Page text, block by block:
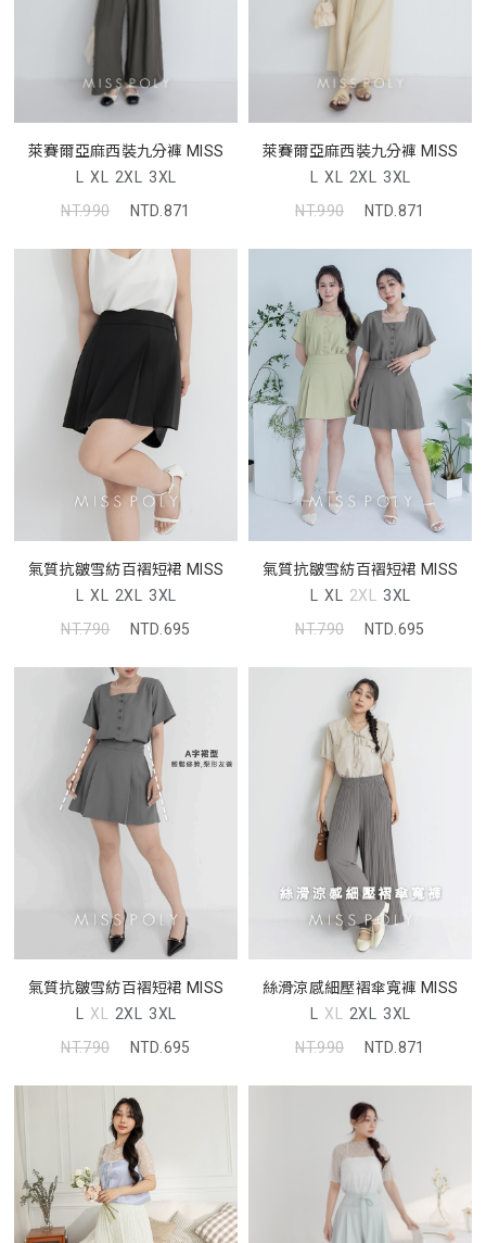
萊賽爾亞麻西裝九分褲 MISS
L XL 2XL 3XL
NT.990
NTD.871
萊賽爾亞麻西裝九分褲 MISS
L XL 2XL 3XL
NT.990
NTD.871
氣質抗皺雪紡百褶短裙 MISS
L XL 2XL 3XL
NT.790
NTD.695
氣質抗皺雪紡百褶短裙 MISS
L XL 2XL 3XL
NT.790
NTD.695
氣質抗皺雪紡百褶短裙 MISS
L XL 2XL 3XL
NT.790
NTD.695
絲滑涼感細壓褶傘寬褲 MISS
L XL 2XL 3XL
NT.990
NTD.871